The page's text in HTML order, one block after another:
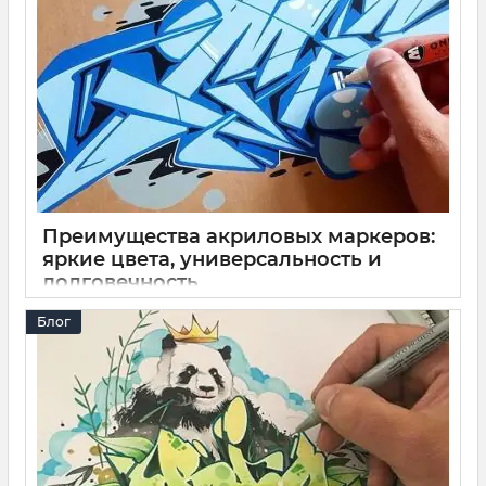
аэрозольных красок Montana Colors.
Преимущества акриловых маркеров:
яркие цвета, универсальность и
долговечность
11 10 2025 0 7 минут
Хочешь, чтобы рисунки были яркими и долговечными?
Акриловые маркеры дают насыщенные цвета, быстрое
высыхание и возможность рисовать на разных
поверхностях. Перечень преимуществ идеального набора
– все в нашем блоге!
Блог